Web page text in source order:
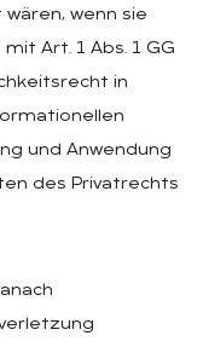
wenn sie
Art. 1 Abs. 1 GG
in
und Anwendung
des Privatrechts